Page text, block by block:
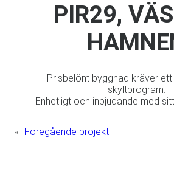
PIR29,
Prisbelönt byggnad kräver
skyltprogram.
Enhetligt och inbjudande med
« Föregående projekt